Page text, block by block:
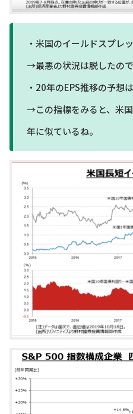
・米国のイールドスプレ
→最悪の状況は脱したの
・20年のEPS推移の予想
→この指標をみると、米
年に似ているね。